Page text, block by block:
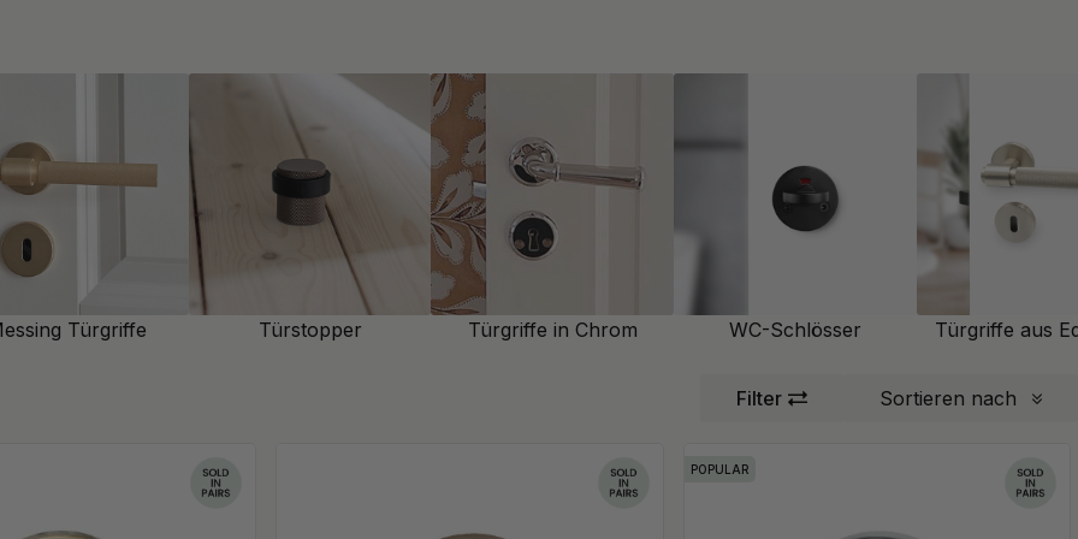
und einheitliches
Drehknöpfen und
Schlösser und WC-
bei und sorgen für
Türgriffe Türstopper Türgriffe in Chrom WC-Schlösser Türgriffe aus
Sortieren nach
Filter
POPULAR